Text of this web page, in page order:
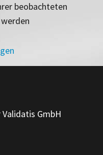
beobachteten
GmbH